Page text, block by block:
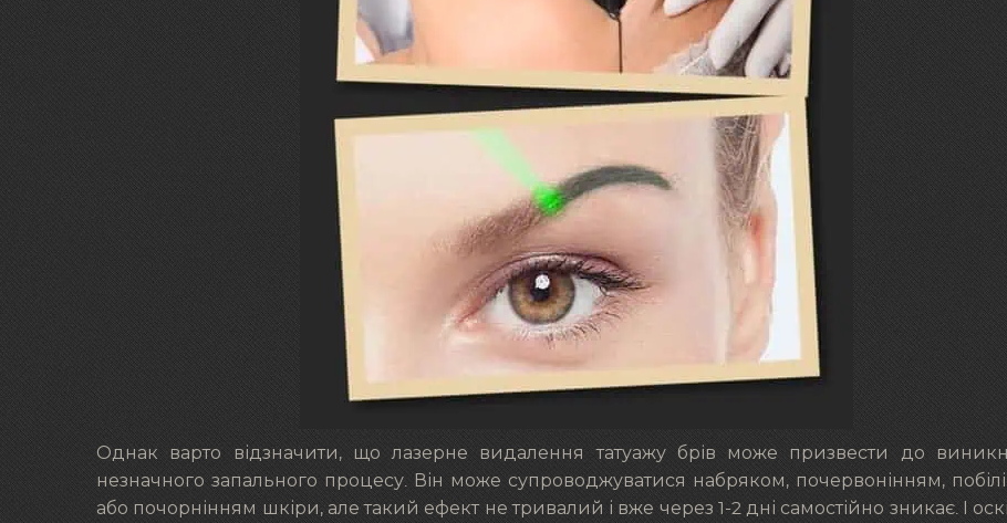
Однак варто відзначити, що лазерне видалення татуажу брів може призвести до
незначного запального процесу. Він може супроводжуватися набряком, почервонінням,
або почорнінням шкіри, але такий ефект не тривалий і вже через 1-2 дні самостійно зникає. І